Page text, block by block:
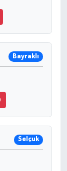
Bayraklı
Selçuk